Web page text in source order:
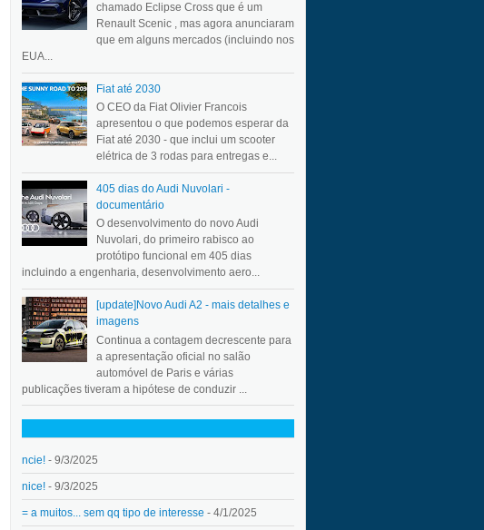
chamado Eclipse Cross que é um
Renault Scenic , mas agora anunciaram
que em alguns mercados (incluindo nos
EUA...
Fiat até 2030
O CEO da Fiat Olivier Francois
apresentou o que podemos esperar da
Fiat até 2030 - que inclui um scooter
elétrica de 3 rodas para entregas e...
405 dias do Audi Nuvolari -
documentário
O desenvolvimento do novo Audi
Nuvolari, do primeiro rabisco ao
protótipo funcional em 405 dias
incluindo a engenharia, desenvolvimento aero...
[update]Novo Audi A2 - mais detalhes e
imagens
Continua a contagem decrescente para
a apresentação oficial no salão
automóvel de Paris e várias
publicações tiveram a hipótese de conduzir ...
ncie! - 9/3/2025
nice! - 9/3/2025
= a muitos... sem qq tipo de interesse - 4/1/2025